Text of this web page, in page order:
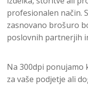
profesionalen način.
zasnovano brošuro
poslovnih partnerjih
Na 300dpi
za vaše podjetje ali